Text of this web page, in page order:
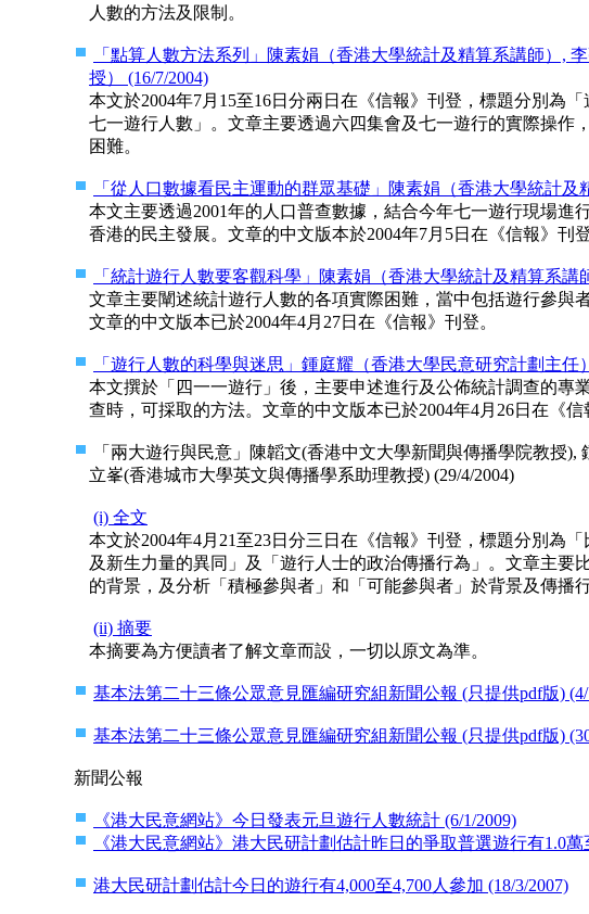
人數的方法及限制。
「點算人數方法系列」陳素娟（香港大學統計及精算系講師）,
授） (16/7/2004)
本文於2004年7月15至16日分兩日在《信報》刊登，標題分別為
七一遊行人數」。文章主要透過六四集會及七一遊行的實際操作
困難。
「從人口數據看民主運動的群眾基礎」陳素娟（香港大學統計及
本文主要透過2001年的人口普查數據，結合今年七一遊行現場進
香港的民主發展。文章的中文版本於2004年7月5日在《信報》刊登
「統計遊行人數要客觀科學」陳素娟（香港大學統計及精算系講
文章主要闡述統計遊行人數的各項實際困難，當中包括遊行參與
文章的中文版本已於2004年4月27日在《信報》刊登。
「遊行人數的科學與迷思」鍾庭耀（香港大學民意研究計劃主任
本文撰於「四一一遊行」後，主要申述進行及公佈統計調查的專
查時，可採取的方法。文章的中文版本已於2004年4月26日在《信
「兩大遊行與民意」陳韜文(香港中文大學新聞與傳播學院教授
立峯(香港城市大學英文與傳播學系助理教授) (29/4/2004)
(i) 全文
本文於2004年4月21至23日分三日在《信報》刊登，標題分別為
及新生力量的異同」及「遊行人士的政治傳播行為」。文章主要
的背景，及分析「積極參與者」和「可能參與者」於背景及傳播
(ii) 摘要
本摘要為方便讀者了解文章而設，一切以原文為準。
基本法第二十三條公眾意見匯編研究組新聞公報 (只提供pdf版) (4/
基本法第二十三條公眾意見匯編研究組新聞公報 (只提供pdf版)
新聞公報
《港大民意網站》今日發表元旦遊行人數統計 (6/1/2009)
《港大民意網站》港大民研計劃估計昨日的爭取普選遊行有1.0萬
港大民研計劃估計今日的遊行有4,000至4,700人參加 (18/3/2007)